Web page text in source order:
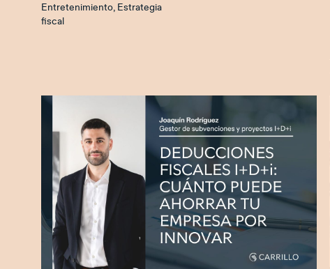
Entretenimiento, Estrategia
fiscal